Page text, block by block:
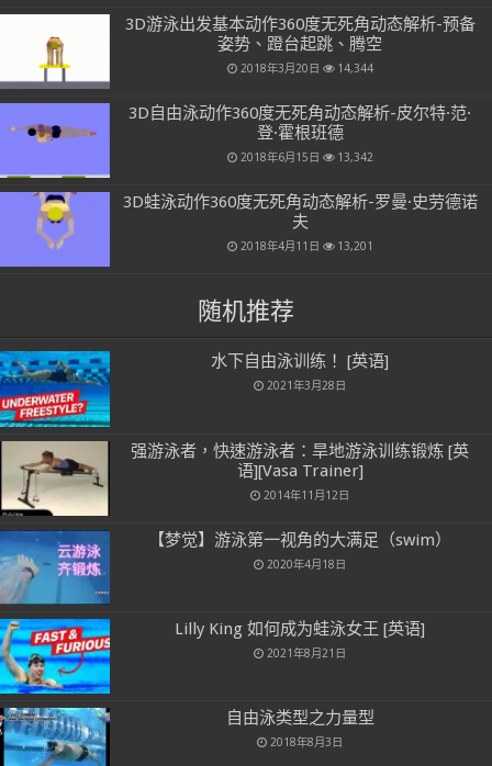
3D游泳出发基本动作360度无死角动态解析-预备
姿势、蹬台起跳、腾空
2018年3月20日 14,344
3D自由泳动作360度无死角动态解析-皮尔特·范·
登·霍根班德
2018年6月15日 13,342
3D蛙泳动作360度无死角动态解析-罗曼·史劳德诺
夫
2018年4月11日 13,201
随机推荐
水下自由泳训练！ [英语]
2021年3月28日
强游泳者，快速游泳者：旱地游泳训练锻炼 [英
语][Vasa Trainer]
2014年11月12日
【梦觉】游泳第一视角的大满足（swim）
2020年4月18日
Lilly King 如何成为蛙泳女王 [英语]
2021年8月21日
自由泳类型之力量型
2018年8月3日